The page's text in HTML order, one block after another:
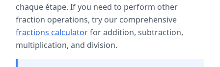
chaque étape. If you need to perform other
fraction operations, try our comprehensive
fractions calculatorfor addition, subtraction,
multiplication, and division.